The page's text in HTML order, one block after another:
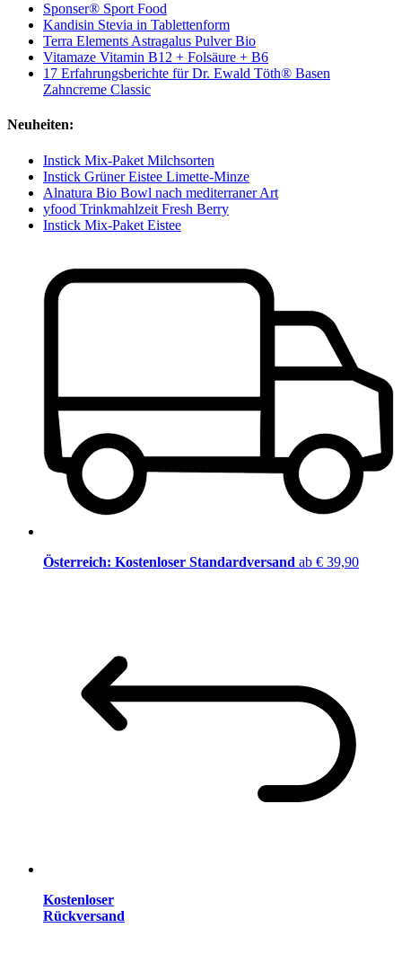
Sponser® Sport Food
Kandisin Stevia in Tablettenform
Terra Elements Astragalus Pulver Bio
Vitamaze Vitamin B12 + Folsäure + B6
17 Erfahrungsberichte für Dr. Ewald Töth® Basen
Zahncreme Classic
Neuheiten:
Instick Mix-Paket Milchsorten
Instick Grüner Eistee Limette-Minze
Alnatura Bio Bowl nach mediterraner Art
yfood Trinkmahlzeit Fresh Berry
Instick Mix-Paket Eistee
Österreich: Kostenloser Standardversand ab € 39,90
Kostenloser
Rückversand